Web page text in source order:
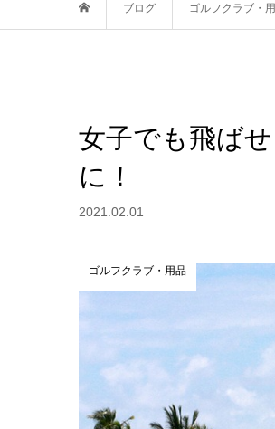
ブログ ゴルフクラブ・
女子でも飛ば
に！
2021.02.01
ゴルフクラブ・用品